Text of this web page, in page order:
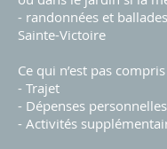
- randonnées et
Sainte-Victoire
Ce qui n’est pas
​- Trajet
- Dépenses personnelles
- Activités